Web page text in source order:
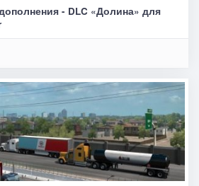
- DLC «Долина» для